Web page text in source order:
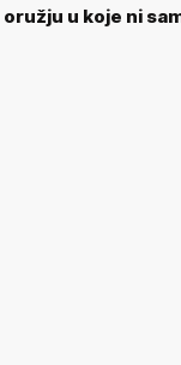
oružju u koje ni